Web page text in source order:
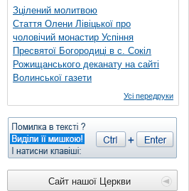
Зцілений молитвою
Стаття Олени Лівіцької про
чоловічий монастир Успіння
Пресвятої Богородиці в с. Сокіл
Рожищанського деканату на сайті
Волинської газети
Усі передруки
Сайт нашої Церкви